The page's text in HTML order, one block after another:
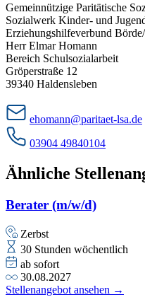
Gemeinnützige Paritätische
Sozialwerk Kinder- und
Erziehungshilfeverbund
Herr Elmar Homann
Bereich Schulsozialarbeit
Gröperstraße 12
39340 Haldensleben
ehomann@paritaet-lsa.de
03904 49840104
Ähnliche
Berater (m/w/d)
Zerbst
30 Stunden wöchentlich
ab sofort
30.08.2027
Stellenangebot ansehen →